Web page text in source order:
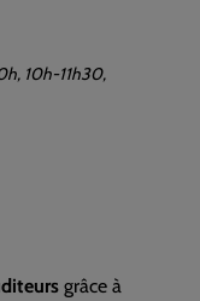
10h-11h30,
grâce à